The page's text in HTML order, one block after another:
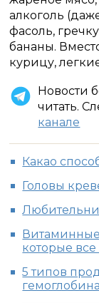
алкоголь
фасоль,
бананы.
курицу,
Новости
читать.
канале
Какао
Головы
которые
5 типов
гемоглобина